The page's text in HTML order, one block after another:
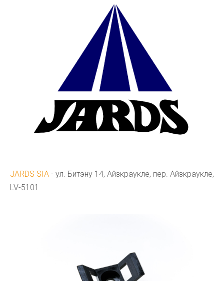
JARDS SIA - ул. Битэну 14, Айзкраукле, пер. Айзкраукле,
LV-5101